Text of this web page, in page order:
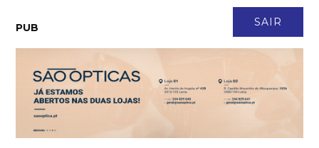
SAIR
PUB
Maioria socialista chumba proposta para portal da
transparência 'pós-Kristin' em Leiria